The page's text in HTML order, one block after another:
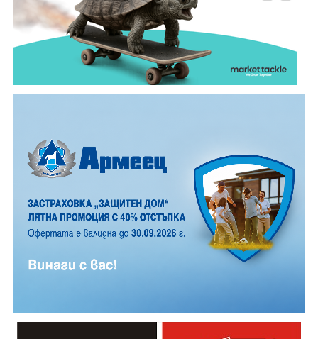
На място незабавно е бил изпратен полицейски
екип, който установил самоличността на водача. Той
е бил транспортиран в габровската болница, където
по-късно починал.
Според първоначалната информация водачът се е
Причините за инцидента са в процес на изясняване.